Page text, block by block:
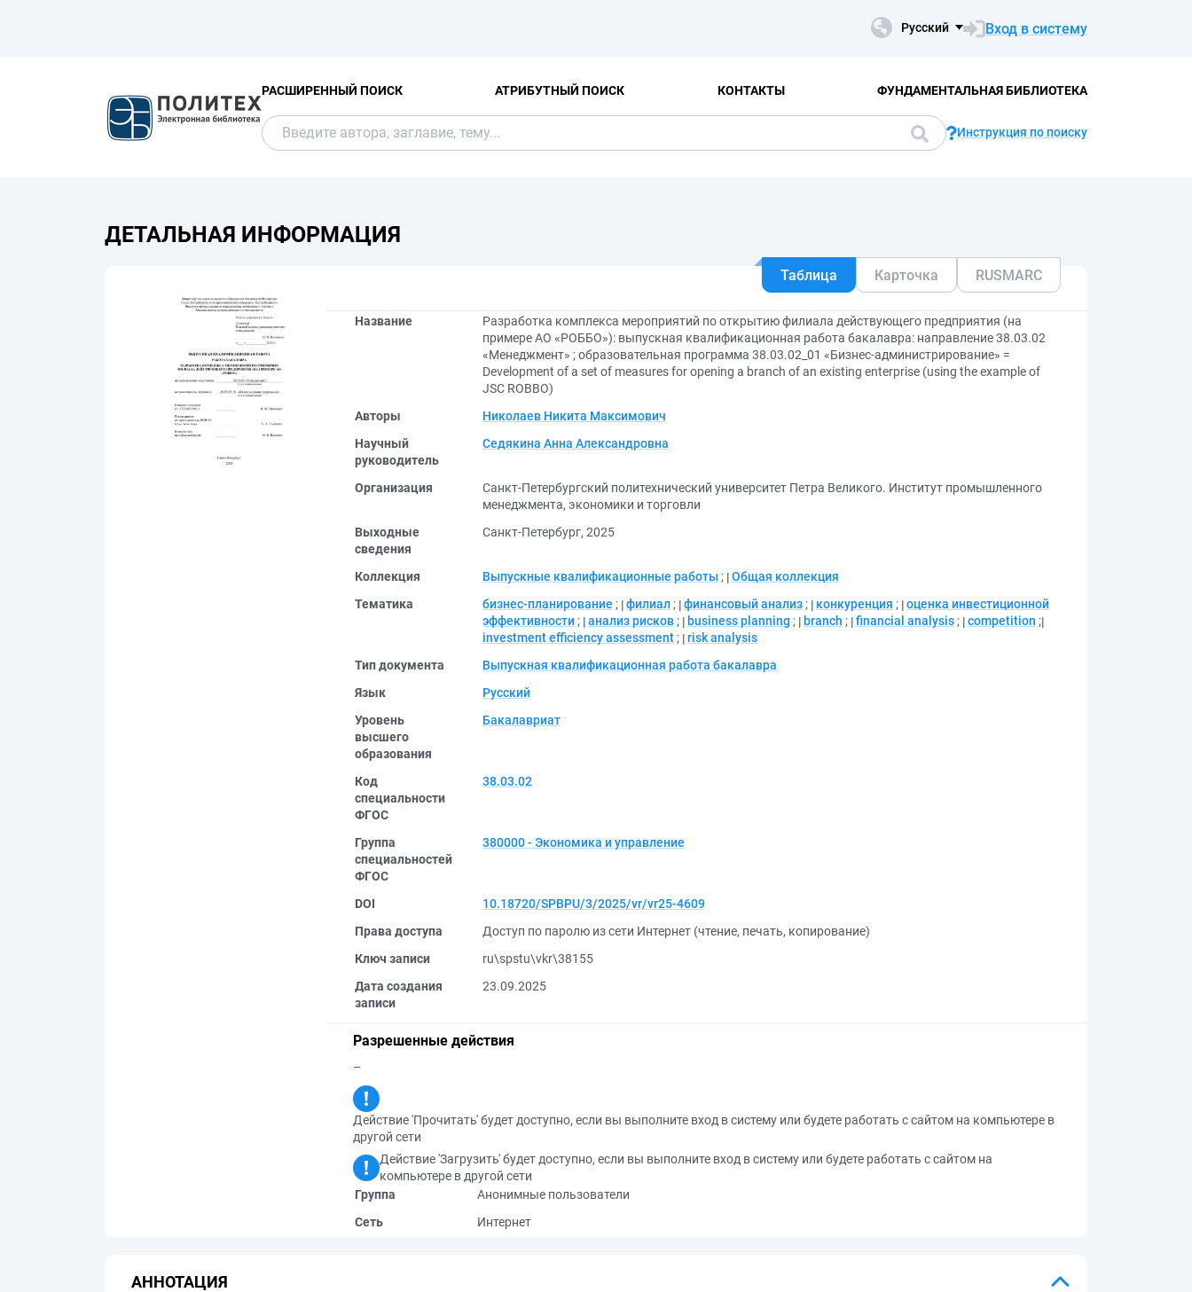
Русский Вход в систему
РАСШИРЕННЫЙ ПОИСК АТРИБУТНЫЙ ПОИСК КОНТАКТЫ ФУНДАМЕНТАЛЬНАЯ БИБЛИОТЕКА
Инструкция по поиску
ДЕТАЛЬНАЯ ИНФОРМАЦИЯ
Таблица Карточка RUSMARC
Название
Разработка комплекса мероприятий по открытию филиала действующего предприятия (на
примере АО «РОББО»): выпускная квалификационная работа бакалавра: направление 38.03.02
«Менеджмент» ; образовательная программа 38.03.02_01 «Бизнес-администрирование» =
Development of a set of measures for opening a branch of an existing enterprise (using the example of
JSC ROBBO)
Авторы
Николаев Никита Максимович
Научный
руководитель
Седякина Анна Александровна
Организация
Санкт-Петербургский политехнический университет Петра Великого. Институт промышленного
менеджмента, экономики и торговли
Выходные
сведения
Санкт-Петербург, 2025
Коллекция Выпускные квалификационные работы ; Общая коллекция
Тематика
бизнес-планирование ; филиал ; финансовый анализ ; конкуренция ; оценка инвестиционной
эффективности ; анализ рисков ; business planning ; branch ; financial analysis ; competition ;
investment efficiency assessment ; risk analysis
Тип документа
Выпускная квалификационная работа бакалавра
Язык
Русский
Уровень
высшего
образования
Бакалавриат
Код
специальности
ФГОС
38.03.02
Группа
специальностей
ФГОС
380000 - Экономика и управление
DOI
10.18720/SPBPU/3/2025/vr/vr25-4609
Права доступа
Доступ по паролю из сети Интернет (чтение, печать, копирование)
Ключ записи
ru\spstu\vkr\38155
Дата создания
записи
23.09.2025
Разрешенные действия
–
Действие 'Прочитать' будет доступно, если вы выполните вход в систему или будете работать с сайтом на компьютере в
другой сети
Действие 'Загрузить' будет доступно, если вы выполните вход в систему или будете работать с сайтом на
компьютере в другой сети
Группа
Анонимные пользователи
Сеть
Интернет
АННОТАЦИЯ